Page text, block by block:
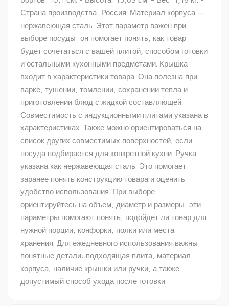
Страна производства: Россия. Материал корпуса —
нержавеющая сталь. Этот параметр важен при
выборе посуды: он помогает понять, как товар
будет сочетаться с вашей плитой, способом готовки
и остальными кухонными предметами. Крышка
входит в характеристики товара. Она полезна при
варке, тушении, томлении, сохранении тепла и
приготовлении блюд с жидкой составляющей.
Совместимость с индукционными плитами указана в
характеристиках. Также можно ориентироваться на
список других совместимых поверхностей, если
посуда подбирается для конкретной кухни. Ручка
указана как нержавеющая сталь. Это помогает
заранее понять конструкцию товара и оценить
удобство использования. При выборе
ориентируйтесь на объем, диаметр и размеры: эти
параметры помогают понять, подойдет ли товар для
нужной порции, конфорки, полки или места
хранения. Для ежедневного использования важны
понятные детали: подходящая плита, материал
корпуса, наличие крышки или ручки, а также
допустимый способ ухода после готовки.